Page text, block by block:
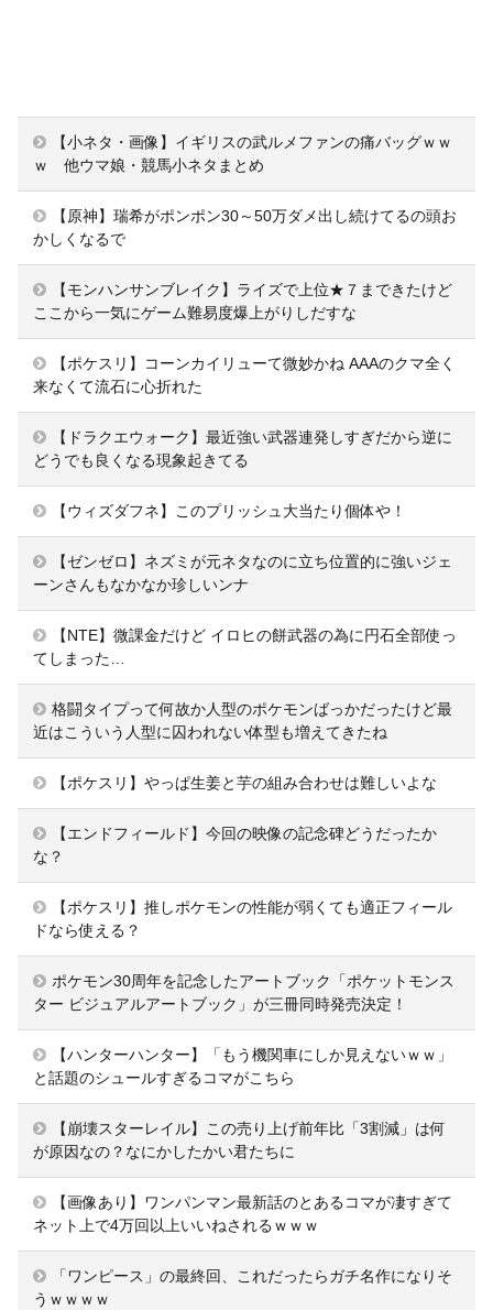
【小ネタ・画像】イギリスの武ルメファンの痛バッグｗｗ
ｗ 他ウマ娘・競馬小ネタまとめ
【原神】瑞希がポンポン30～50万ダメ出し続けてるの頭お
かしくなるで
【モンハンサンブレイク】ライズで上位★７まできたけど
ここから一気にゲーム難易度爆上がりしだすな
【ポケスリ】コーンカイリューて微妙かね AAAのクマ全く
来なくて流石に心折れた
【ドラクエウォーク】最近強い武器連発しすぎだから逆に
どうでも良くなる現象起きてる
【ウィズダフネ】このプリッシュ大当たり個体や！
【ゼンゼロ】ネズミが元ネタなのに立ち位置的に強いジェ
ーンさんもなかなか珍しいンナ
【NTE】微課金だけど イロヒの餅武器の為に円石全部使っ
てしまった…
格闘タイプって何故か人型のポケモンばっかだったけど最
近はこういう人型に囚われない体型も増えてきたね
【ポケスリ】やっぱ生姜と芋の組み合わせは難しいよな
【エンドフィールド】今回の映像の記念碑どうだったか
な？
【ポケスリ】推しポケモンの性能が弱くても適正フィール
ドなら使える？
ポケモン30周年を記念したアートブック「ポケットモンス
ター ビジュアルアートブック」が三冊同時発売決定！
【ハンターハンター】「もう機関車にしか見えないｗｗ」
と話題のシュールすぎるコマがこちら
【崩壊スターレイル】この売り上げ前年比「3割減」は何
が原因なの？なにかしたかい君たちに
【画像あり】ワンパンマン最新話のとあるコマが凄すぎて
ネット上で4万回以上いいねされるｗｗｗ
「ワンピース」の最終回、これだったらガチ名作になりそ
うｗｗｗｗ